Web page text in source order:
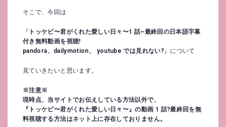
そこで、今回は
『 トッケビ〜君がくれた愛しい日々〜1 話~最終回の日本語字幕
付き無料動画を視聴!
pandora、dailymotion、 youtube では見れない?』について
見ていきたいと思います。
※注意※
現時点、当サイトでお伝えしている方法以外で、
『トッケビ〜君がくれた愛しい日々〜』の動画 1 話?最終回を無
料視聴する方法はネット上に存在しておりません。